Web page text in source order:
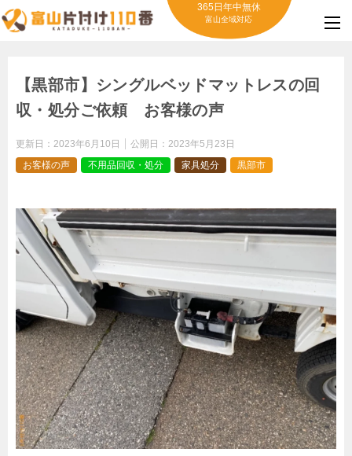
365日年中無休
富山全域対応
【黒部市】シングルベッドマットレスの回
収・処分ご依頼 お客様の声
更新日： 2023年6月10日 公開日： 2023年5月23日
お客様の声
不用品回収・処分 家具処分 黒部市